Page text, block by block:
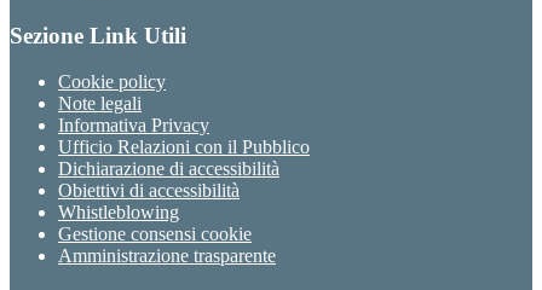
Sezione Link Utili
Cookie policy
Note legali
Informativa Privacy
Ufficio Relazioni con il Pubblico
Dichiarazione di accessibilità
Obiettivi di accessibilità
Whistleblowing
Gestione consensi cookie
Amministrazione trasparente